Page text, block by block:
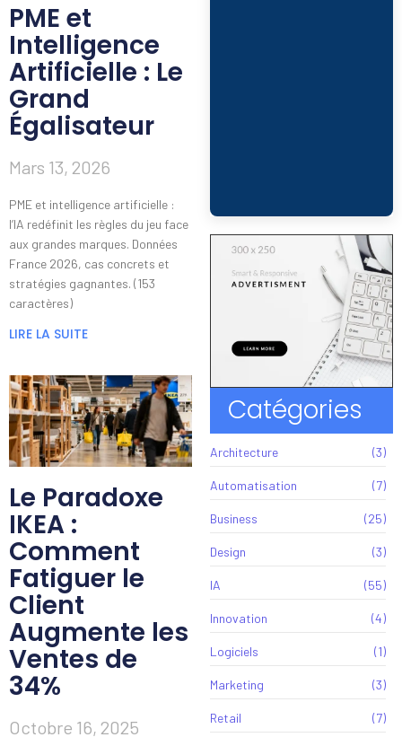
PME et
Intelligence
Artificielle : Le
Grand
Égalisateur
Mars 13, 2026
PME et intelligence artificielle :
l’IA redéfinit les règles du jeu face
aux grandes marques. Données
France 2026, cas concrets et
stratégies gagnantes. (153
caractères)
LIRE LA SUITE
Le Paradoxe
IKEA :
Comment
Fatiguer le
Client
Augmente les
Ventes de
34%
Octobre 16, 2025
Catégories
Architecture (3)
Automatisation (7)
Business (25)
Design (3)
IA (55)
Innovation (4)
Logiciels (1)
Marketing (3)
Retail (7)